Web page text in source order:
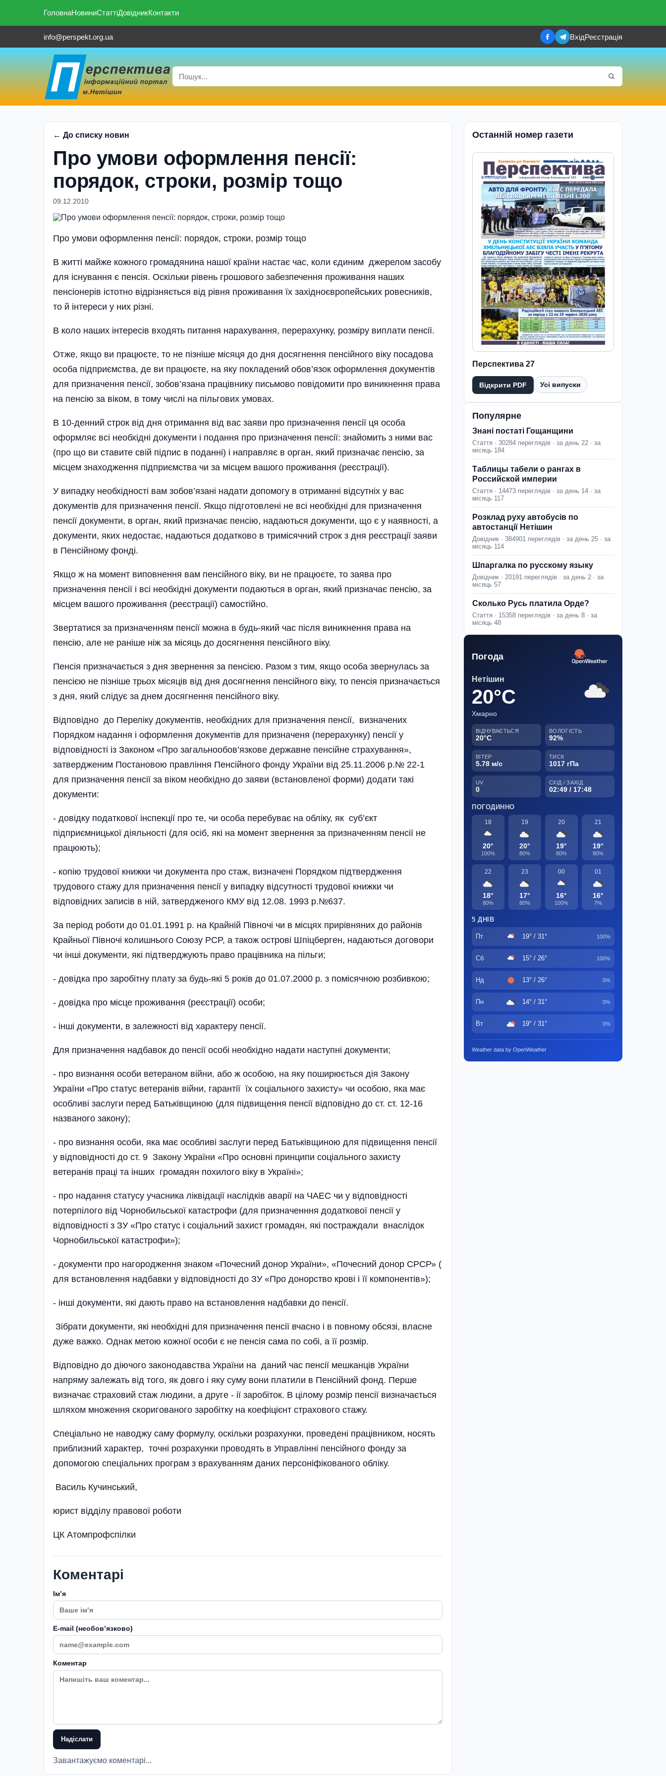
ГоловнаНовиниСтаттіДовідникКонтакти
info@perspekt.org.ua ВхідРеєстрація
← До списку новин
Про умови оформлення пенсії:
порядок, строки, розмір тощо
09.12.2010
Про умови оформлення пенсії: порядок, строки, розмір тощо
В житті майже кожного громадянина нашої країни настає час, коли єдиним джерелом засобу
для існування є пенсія. Оскільки рівень грошового забезпечення проживання наших
пенсіонерів істотно відрізняється від рівня проживання їх західноєвропейських ровесників,
то й інтереси у них різні.
В коло наших інтересів входять питання нарахування, перерахунку, розміру виплати пенсії.
Отже, якщо ви працюєте, то не пізніше місяця до дня досягнення пенсійного віку посадова
особа підприємства, де ви працюєте, на яку покладений обов’язок оформлення документів
для призначення пенсії, зобов’язана працівнику письмово повідомити про виникнення права
на пенсію за віком, в тому числі на пільгових умовах.
В 10-денний строк від дня отримання від вас заяви про призначення пенсії ця особа
оформляє всі необхідні документи і подання про призначення пенсії: знайомить з ними вас
(про що ви ставите свій підпис в поданні) і направляє в орган, який призначає пенсію, за
місцем знахо­дження підприємства чи за місцем вашого проживання (реєстрації).
У випадку необхідності вам зобов’язані надати допомогу в отриманні відсутніх у вас
документів для призначення пенсії. Якщо підготовлені не всі необхідні для призначення
пенсії документи, в орган, який призначає пенсію, надаються документи, що є у наявності, а
документи, яких недостає, надаються додатково в тримісячний строк з дня реєстрації заяви
в Пенсійному фонді.
Якщо ж на момент виповнення вам пенсійного віку, ви не працюєте, то заява про
призначення пенсії і всі необхідні документи подаються в орган, який призначає пенсію, за
місцем вашого проживання (реєстрації) самостійно.
Звертатися за призначенням пенсії можна в будь-який час після виникнення права на
пенсію, але не раніше ніж за місяць до досягнення пенсійного віку.
Пенсія призначається з дня звернення за пенсією. Разом з тим, якщо особа звернулась за
пенсією не пізніше трьох місяців від дня досягнення пенсійного віку, то пенсія призначається
з дня, який слідує за днем досягнення пенсійного віку.
Відповідно до Переліку доку­мен­тів, необхідних для призначення пенсії, визначених
Порядком надання і оформлення документів для призначеня (перерахунку) пенсії у
відповідності із Законом «Про загальнообов’язкове державне пенсі­йне страхування»,
затвердженим Постановою правління Пенсійного фонду України від 25.11.2006 р.№ 22-1
для призначення пенсії за віком необхідно до заяви (встановленої форми) додати такі
документи:
- довідку податкової інспекції про те, чи особа перебуває на обліку, як суб’єкт
підприємницької діяльності (для осіб, які на момент звернення за призначенням пенсії не
працюють);
- копію трудової книжки чи документа про стаж, визначені Порядком підтвердження
трудового стажу для призначення пенсії у випадку відсутності трудової книжки чи
відповідних записів в ній, затвердженого КМУ від 12.08. 1993 р.№637.
За період роботи до 01.01.1991 р. на Крайній Півночі чи в місцях прирівняних до районів
Крайньої Півночі колишнього Союзу PCP, а також острові Шпіцберген, надаються договори
чи інші документи, які підтверджують право працівника на пільги;
- довідка про заробітну плату за будь-які 5 років до 01.07.2000 р. з помісячною розбивкою;
- довідка про місце проживання (реєстрації) особи;
- інші документи, в залежності від характеру пенсії.
Для призначення надбавок до пенсії особі необхідно надати наступні документи;
- про визнання особи ветераном війни, або ж особою, на яку поширюється дія Закону
України «Про статус ветеранів війни, гарантії їх соціального захисту» чи особою, яка має
особливі заслуги перед Батьківщиною (для підвищення пенсії відпові­дно до ст. ст. 12-16
названого закону);
- про визнання особи, яка має особливі заслуги перед Батьківщиною для підвищення пенсії
у відповідності до ст. 9 Закону України «Про основні принципи соціального захисту
ветеранів праці та інших громадян похилого віку в Україні»;
- про надання статусу учасника ліквідації наслідків аварії на ЧАЕС чи у відповідності
потерпілого від Чорнобильської катастрофи (для призначенння додаткової пенсії у
відповідності з ЗУ «Про статус і соціальний захист громадян, які постраждали внаслідок
Чорнобильської катастрофи»);
- документи про нагородження знаком «Почесний донор України», «Почесний донор СРСР» (
для встановлення надбавки у відповідності до ЗУ «Про донорство крові і її компонентів»);
- інші документи, які дають право на встановлення надбавки до пенсії.
Зібрати документи, які необхідні для призначення пенсії вчасно і в повному обсязі, власне
дуже важко. Однак метою кожної особи є не пенсія сама по собі, а її розмір.
Відповідно до діючого законодавства України на даний час пенсії мешканців України
напряму залежать від того, як довго і яку суму вони платили в Пенсійний фонд. Перше
визначає страховий стаж людини, а друге - ії заробіток. В цілому розмір пенсії визначається
шляхом множення скоригованого заробітку на коефіцієнт страхового стажу.
Спеціально не наводжу саму формулу, оскільки розрахунки, проведені працівником, носять
приблизний характер, точні розрахунки проводять в Управлінні пенсійного фонду за
допомогою спеціальних програм з врахуванням даних персоніфікованого обліку.
Василь Кучинський,
юрист відділу правової роботи
ЦК Атомпрофспілки
Коментарі
Імʼя
E-mail (необовʼязково)
Коментар
Надіслати
Завантажуємо коментарі...
Останній номер газети
Перспектива 27
Відкрити PDF Усі випуски
Популярне
Знані постаті Гощанщини
Стаття · 30284 переглядів · за день 22 · за
місяць 184
Таблицы табели о рангах в
Российской империи
Стаття · 14473 переглядів · за день 14 · за
місяць 117
Розклад руху автобусів по
автостанції Нетішин
Довідник · 384901 переглядів · за день 25 · за
місяць 114
Шпаргалка по русскому языку
Довідник · 20191 переглядів · за день 2 · за
місяць 57
Сколько Русь платила Орде?
Стаття · 15358 переглядів · за день 8 · за
місяць 48
Погода
Нетішин
20°C
Хмарно
ВІДЧУВАЄТЬСЯ
20°C
ВОЛОГІСТЬ
92%
ВІТЕР
5.78 м/с
ТИСК
1017 гПа
UV
0
СХІД / ЗАХІД
02:49 / 17:48
ПОГОДИННО
18
20°
100%
19
20°
80%
20
19°
80%
21
19°
80%
22
18°
80%
23
17°
80%
00
16°
100%
01
16°
7%
5 ДНІВ
Пт 19° / 31° 100%
Сб 15° / 26° 100%
Нд 13° / 26° 0%
Пн 14° / 31° 0%
Вт 19° / 31° 0%
Weather data by OpenWeather